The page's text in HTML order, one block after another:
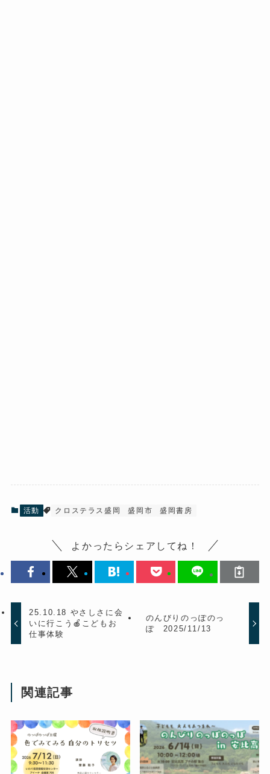
活動 クロステラス盛岡 盛岡市 盛岡書房
よかったらシェアしてね！
25.10.18 やさしさに会
いに行こう🍎こどもお
仕事体験
のんびりのっぽのっ
ぽ 2025/11/13
関連記事